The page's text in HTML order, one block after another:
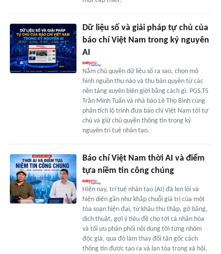
Dữ liệu số và giải pháp tự chủ của
báo chí Việt Nam trong kỷ nguyên
AI
Nắm chủ quyền dữ liệu số ra sao, chọn mô
hình nguồn thu nào và thu bản quyền từ các
nền tảng xuyên biên giới bằng cách gì. PGS.TS
Trần Minh Tuấn và nhà báo Lê Thọ Bình cùng
phân tích lộ trình đưa báo chí Việt Nam tới tự
chủ và giữ chủ quyền thông tin trong kỷ
nguyên trí tuệ nhân tạo.
Báo chí Việt Nam thời AI và điểm
tựa niềm tin công chúng
Hiện nay, trí tuệ nhân tạo (AI) đã len lỏi và
hiện diện gần như khắp chuỗi giá trị của một
tòa soạn hiện đại, từ khâu thu thập, gỡ băng,
dịch thuật, gợi ý tiêu đề cho tới cá nhân hóa
và tối ưu phân phối nội dung tới từng nhóm
độc giả, qua đó làm thay đổi tận gốc cách
thông tin được tạo ra và lan tỏa trong xã hội.